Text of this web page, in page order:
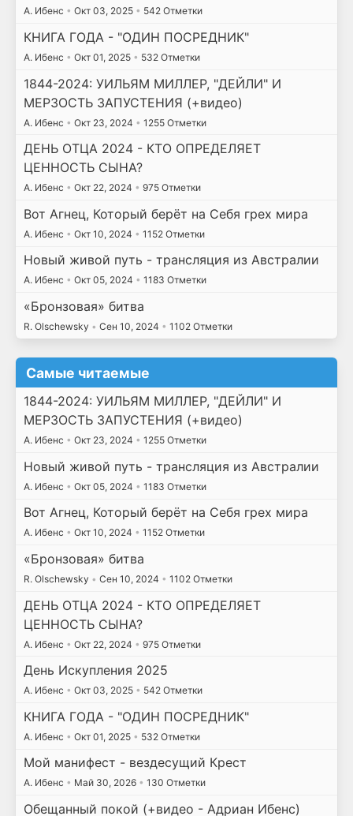
А. Ибенс • Окт 03, 2025 • 542 Отметки
КНИГА ГОДА - "ОДИН ПОСРЕДНИК"
А. Ибенс • Окт 01, 2025 • 532 Отметки
1844-2024: УИЛЬЯМ МИЛЛЕР, "ДЕЙЛИ" И
МЕРЗОСТЬ ЗАПУСТЕНИЯ (+видео)
А. Ибенс • Окт 23, 2024 • 1255 Отметки
ДЕНЬ ОТЦА 2024 - КТО ОПРЕДЕЛЯЕТ
ЦЕННОСТЬ СЫНА?
А. Ибенс • Окт 22, 2024 • 975 Отметки
Вот Агнец, Который берёт на Себя грех мира
А. Ибенс • Окт 10, 2024 • 1152 Отметки
Новый живой путь - трансляция из Австралии
А. Ибенс • Окт 05, 2024 • 1183 Отметки
«Бронзовая» битва
R. Olschewsky • Сен 10, 2024 • 1102 Отметки
Самые читаемые
1844-2024: УИЛЬЯМ МИЛЛЕР, "ДЕЙЛИ" И
МЕРЗОСТЬ ЗАПУСТЕНИЯ (+видео)
А. Ибенс • Окт 23, 2024 • 1255 Отметки
Новый живой путь - трансляция из Австралии
А. Ибенс • Окт 05, 2024 • 1183 Отметки
Вот Агнец, Который берёт на Себя грех мира
А. Ибенс • Окт 10, 2024 • 1152 Отметки
«Бронзовая» битва
R. Olschewsky • Сен 10, 2024 • 1102 Отметки
ДЕНЬ ОТЦА 2024 - КТО ОПРЕДЕЛЯЕТ
ЦЕННОСТЬ СЫНА?
А. Ибенс • Окт 22, 2024 • 975 Отметки
День Искупления 2025
А. Ибенс • Окт 03, 2025 • 542 Отметки
КНИГА ГОДА - "ОДИН ПОСРЕДНИК"
А. Ибенс • Окт 01, 2025 • 532 Отметки
Мой манифест - вездесущий Крест
А. Ибенс • Май 30, 2026 • 130 Отметки
Обещанный покой (+видео - Адриан Ибенс)